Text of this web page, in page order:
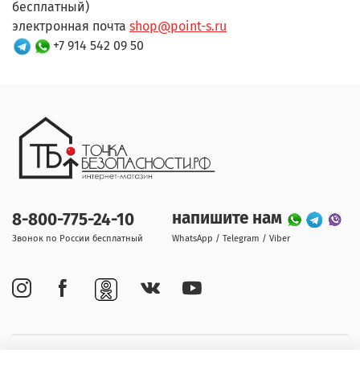
бесплатный)
электронная почта shop@point-s.ru
+7 914 542 09 50
8-800-775-24-10
Звонок по России бесплатный
напишите нам
WhatsApp / Telegram / Viber